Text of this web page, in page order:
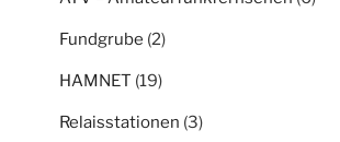
Fundgrube (2)
HAMNET (19)
Relaisstationen (3)